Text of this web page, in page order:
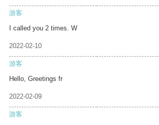
游客
I called you 2 times. W
2022-02-10
游客
Hello, Greetings fr
2022-02-09
游客